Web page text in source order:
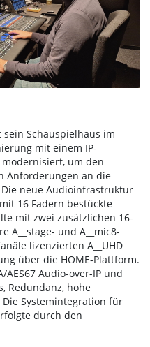
Schauspielhaus im
mit einem IP-
um den
Anforderungen an die
neue Audioinfrastruktur
16 Fadern bestückte
mit zwei zusätzlichen 16-
A__stage- und A__mic8-
lizenzierten A__UHD
über die HOME-Plattform.
AES67 Audio-over-IP und
Redundanz, hohe
Systemintegration für
durch den